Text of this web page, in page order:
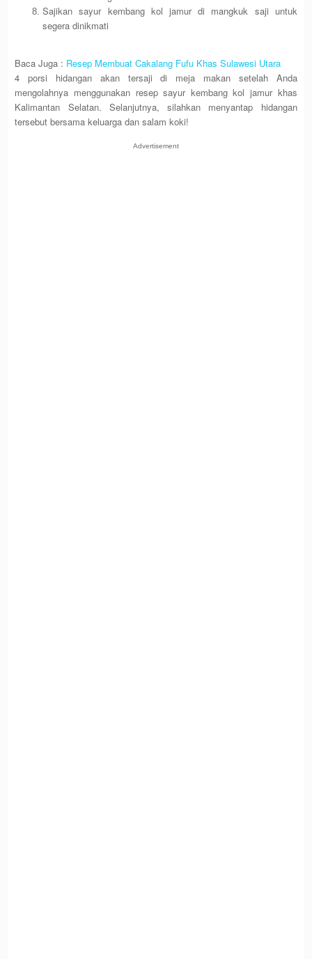
Sajikan sayur kembang kol jamur di mangkuk saji untuk
segera dinikmati
Baca Juga : Resep Membuat Cakalang Fufu Khas Sulawesi Utara
4 porsi hidangan akan tersaji di meja makan setelah Anda
mengolahnya menggunakan resep sayur kembang kol jamur khas
Kalimantan Selatan. Selanjutnya, silahkan menyantap hidangan
tersebut bersama keluarga dan salam koki!
Advertisement